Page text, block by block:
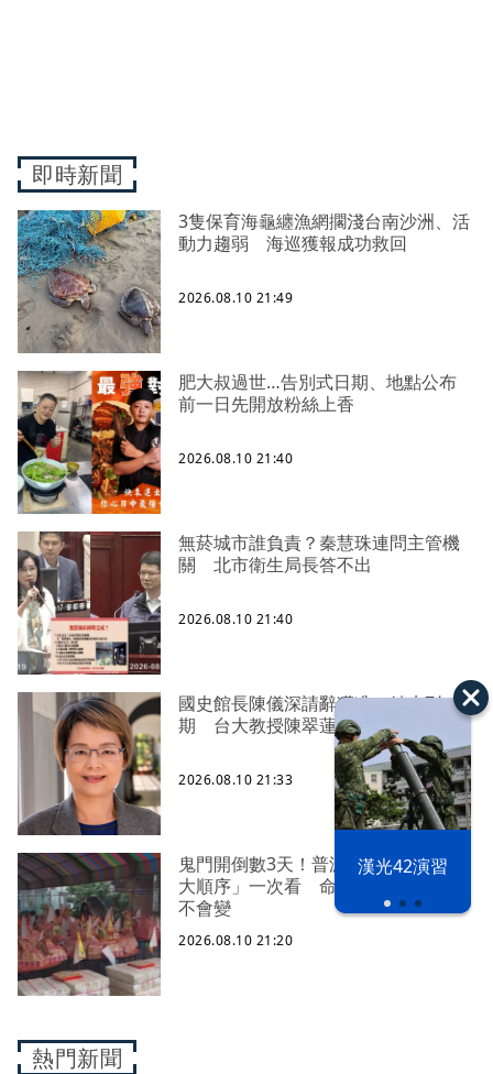
漢光42演習
即時新聞
3隻保育海龜纏漁網擱淺台南沙洲、活
動力趨弱 海巡獲報成功救回
2026.08.10 21:49
肥大叔過世…告別式日期、地點公布
前一日先開放粉絲上香
2026.08.10 21:40
無菸城市誰負責？秦慧珠連問主管機
關 北市衛生局長答不出
2026.08.10 21:40
國史館長陳儀深請辭獲准！結束7年任
期 台大教授陳翠蓮接任
2026.08.10 21:33
鬼門開倒數3天！普渡燒金、銀紙「9
大順序」一次看 命理師曝「1原則」
不會變
2026.08.10 21:20
熱門新聞